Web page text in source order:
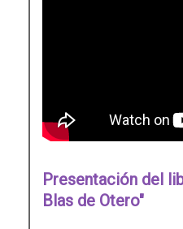
Presentación del
Blas de Otero"